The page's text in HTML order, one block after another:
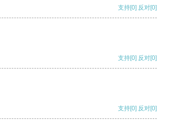
支持[0] 反对[0]
支持[0] 反对[0]
支持[0] 反对[0]